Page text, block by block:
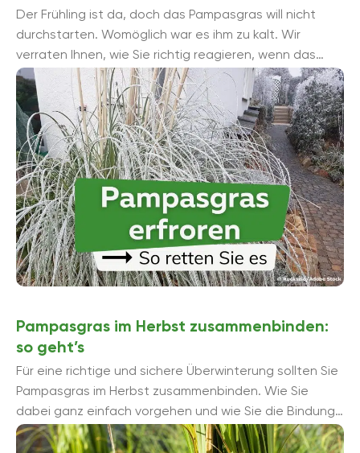
Der Frühling ist da, doch das Pampasgras will nicht
durchstarten. Womöglich war es ihm zu kalt. Wir
verraten Ihnen, wie Sie richtig reagieren, wenn das
Pampasgras erfroren ist. ...
Pampasgras im Herbst zusammenbinden:
so geht’s
Für eine richtige und sichere Überwinterung sollten Sie
Pampasgras im Herbst zusammenbinden. Wie Sie
dabei ganz einfach vorgehen und wie Sie die Bindung
im Frühjahr problemlos wieder lö...